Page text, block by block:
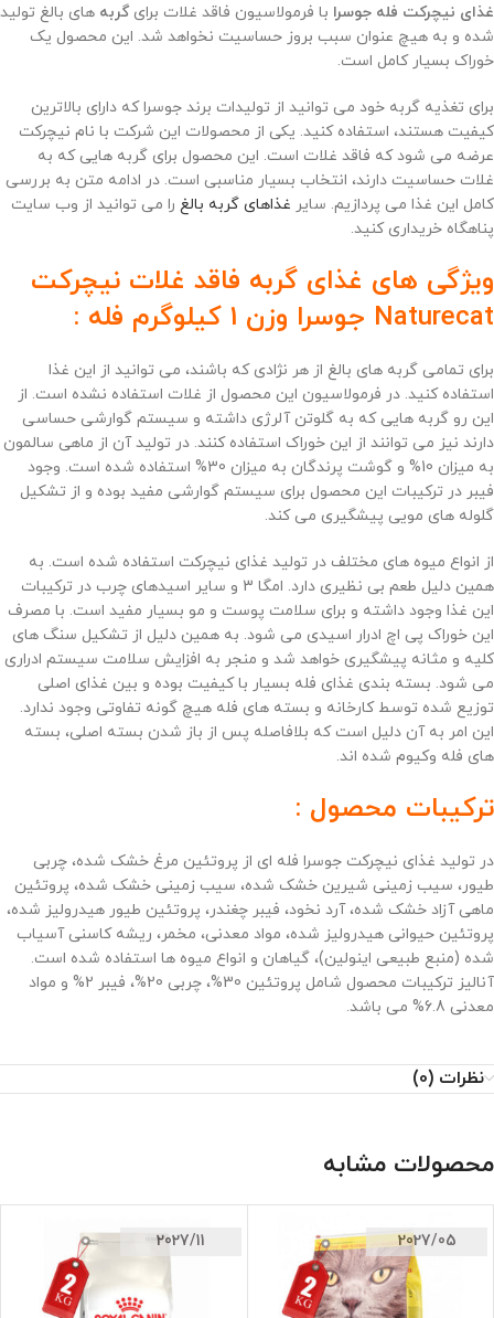
غذای نیچرکت فله جوسرا با فرمولاسیون فاقد غلات برایگربه های بالغ تولید
شده و به هیچ عنوان سبب بروز حساسیت نخواهد شد. این محصول یک
خوراک بسیار کامل است.
برای تغذیه گربه خود می توانید از تولیدات برند جوسرا که دارای بالاترین
کیفیت هستند، استفاده کنید. یکی از محصولات این شرکت با نام نیچرکت
عرضه می شود که فاقد غلات است. این محصول برای گربه هایی که به
غلات حساسیت دارند، انتخاب بسیار مناسبی است. در ادامه متن به بررسی
کامل این غذا می پردازیم. سایر غذاهای گربه بالغ را می توانید از وب سایت
پناهگاه خریداری کنید.
ویژگی های غذای گربه فاقد غلات نیچرکت
Naturecat جوسرا وزن 1 کیلوگرم فله :
برای تمامی گربه های بالغ از هر نژادی که باشند، می توانید از این غذا
استفاده کنید. در فرمولاسیون این محصول از غلات استفاده نشده است. از
این رو گربه هایی که به گلوتن آلرژی داشته و سیستم گوارشی حساسی
دارند نیز می توانند از این خوراک استفاده کنند. در تولید آن از ماهی سالمون
به میزان 10% و گوشت پرندگان به میزان 30% استفاده شده است. وجود
فیبر در ترکیبات این محصول برای سیستم گوارشی مفید بوده و از تشکیل
گلوله های مویی پیشگیری می کند.
از انواع میوه های مختلف در تولید غذای نیچرکت استفاده شده است. به
همین دلیل طعم بی نظیری دارد. امگا 3 و سایر اسیدهای چرب در ترکیبات
این غذا وجود داشته و برای سلامت پوست و مو بسیار مفید است. با مصرف
این خوراک پی اچ ادرار اسیدی می شود. به همین دلیل از تشکیل سنگ های
کلیه و مثانه پیشگیری خواهد شد و منجر به افزایش سلامت سیستم ادراری
می شود. بسته بندی غذای فله بسیار با کیفیت بوده و بین غذای اصلی
توزیع شده توسط کارخانه و بسته های فله هیچ گونه تفاوتی وجود ندارد.
این امر به آن دلیل است که بلافاصله پس از باز شدن بسته اصلی، بسته
های فله وکیوم شده اند.
ترکیبات محصول :
در تولید غذای نیچرکت جوسرا فله ای از پروتئین مرغ خشک شده، چربی
طیور، سیب زمینی شیرین خشک شده، سیب زمینی خشک شده، پروتئین
ماهی آزاد خشک شده، آرد نخود، فیبر چغندر، پروتئین طیور هیدرولیز شده،
پروتئین حیوانی هیدرولیز شده، مواد معدنی، مخمر، ریشه کاسنی آسیاب
شده (منبع طبیعی اینولین)، گیاهان و انواع میوه ها استفاده شده است.
آنالیز ترکیبات محصول شامل پروتئین 30%، چربی 20%، فیبر 2% و مواد
معدنی 6.8% می باشد.
نظرات (0)
محصولات مشابه
2027/05
2027/11